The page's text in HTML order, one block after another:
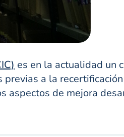
es en la actualidad un
a la
aspectos de mejora